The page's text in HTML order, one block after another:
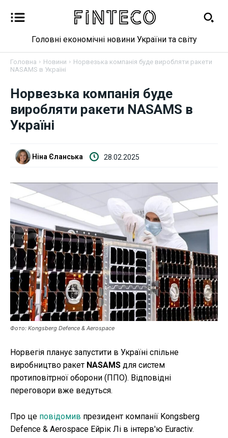
Бізнес
Валютний ринок
Криптовалюта
Робота і освіта
Публікації
ФОП
Курс валют
Ми в соц. мережах
Головні економічні новини України та світу
Головна Новини
Норвезька компанія буде виробляти ракети
NASAMS в Україні
Норвезька компанія буде
виробляти ракети NASAMS в
Україні
Ніна Єланська 28.02.2025
Фото: Kongsberg Defence & Aerospace
Норвегія планує запустити в Україні спільне
виробництво ракет NASAMS для систем
протиповітрної оборони (ППО). Відповідні
переговори вже ведуться.
Про це повідомив президент компанії Kongsberg
Defence & Aerospace Ейрік Лі в інтерв'ю Euractiv.